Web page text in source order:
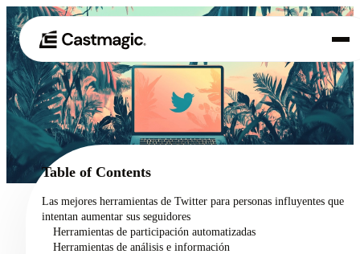
01 Producto
Casos de uso
Precios
Acerca de nosotros
Table of Contents
Las mejores herramientas de Twitter para personas influyentes que
intentan aumentar sus seguidores
Herramientas de participación automatizadas
Herramientas de análisis e información